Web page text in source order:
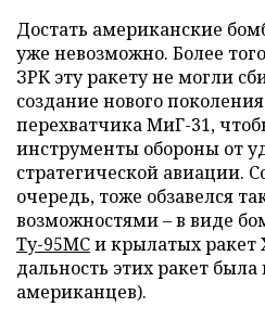
Достать американские
уже невозможно. Более
ЗРК эту ракету не могли
создание нового
перехватчика МиГ-31,
инструменты обороны от
стратегической авиации.
очередь, тоже обзавелся
возможностями – в виде
Ту-95МСи крылатых ракет
дальность этих ракет
американцев).